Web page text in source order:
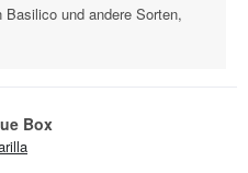
und andere Sorten,
Box